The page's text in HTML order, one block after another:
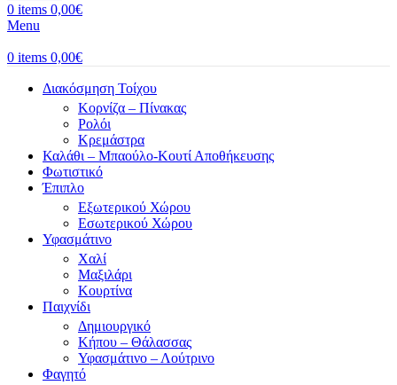
0 items 0,00€
Menu
0 items 0,00€
Διακόσμηση Τοίχου
Κορνίζα – Πίνακας
Ρολόι
Κρεμάστρα
Καλάθι – Μπαούλο-Κουτί Αποθήκευσης
Φωτιστικό
Έπιπλο
Εξωτερικού Χώρου
Εσωτερικού Χώρου
Υφασμάτινο
Χαλί
Μαξιλάρι
Κουρτίνα
Παιχνίδι
Δημιουργικό
Κήπου – Θάλασσας
Υφασμάτινο – Λούτρινο
Φαγητό